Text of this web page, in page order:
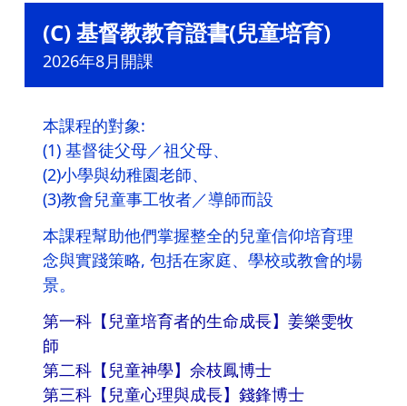
(C) 基督教教育證書(兒童培育)
2026年8月開課
本課程的對象:
(1) 基督徒父母／祖父母、
(2)小學與幼稚園老師、
(3)教會兒童事工牧者／導師而設
本課程幫助他們掌握整全的兒童信仰培育理
念與實踐策略, 包括在家庭、學校或教會的場
景。
第一科【兒童培育者的生命成長】姜樂雯牧
師
第二科【兒童神學】佘枝鳳博士
第三科【兒童心理與成長】錢鋒博士